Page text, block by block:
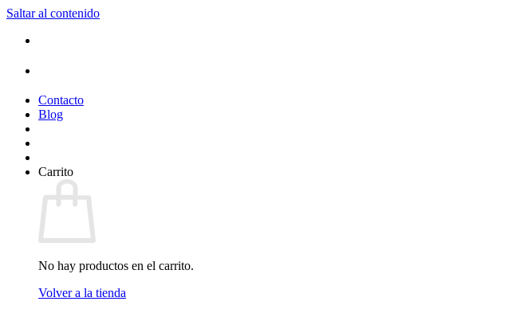
Saltar al contenido
Contacto
Blog
Carrito
No hay productos en el carrito.
Volver a la tienda